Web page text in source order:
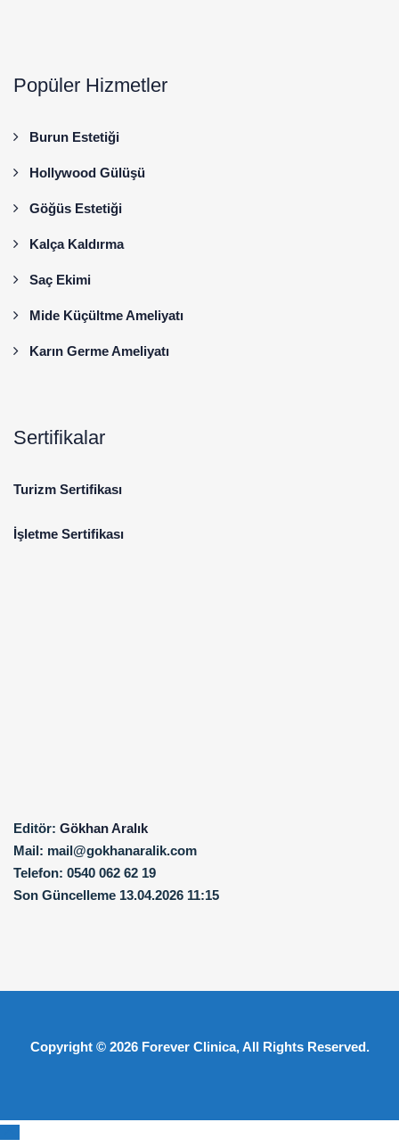
Popüler Hizmetler
Burun Estetiği
Hollywood Gülüşü
Göğüs Estetiği
Kalça Kaldırma
Saç Ekimi
Mide Küçültme Ameliyatı
Karın Germe Ameliyatı
Sertifikalar
Turizm Sertifikası
İşletme Sertifikası
Editör: Gökhan Aralık
Mail: mail@gokhanaralik.com
Telefon: 0540 062 62 19
Son Güncelleme 13.04.2026 11:15
Copyright © 2026 Forever Clinica, All Rights Reserved.